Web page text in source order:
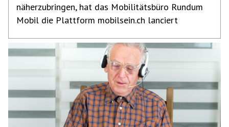
näherzubringen, hat das Mobilitätsbüro Rundum
Mobil die Plattform mobilsein.ch lanciert